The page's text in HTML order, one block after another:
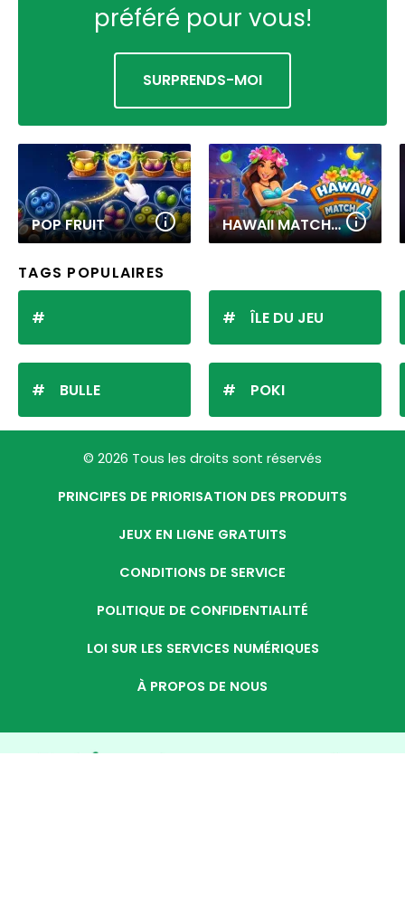
préféré pour vous!
SURPRENDS-MOI
POP FRUIT HAWAII MATCH 6
TAGS POPULAIRES
BULLE
ÎLE DU JEU
POKI
© 2026 Tous les droits sont réservés
PRINCIPES DE PRIORISATION DES PRODUITS
JEUX EN LIGNE GRATUITS
CONDITIONS DE SERVICE
POLITIQUE DE CONFIDENTIALITÉ
LOI SUR LES SERVICES NUMÉRIQUES
À PROPOS DE NOUS